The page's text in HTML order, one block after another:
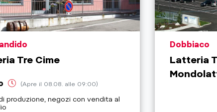
Tre Cime
(Apre il 08.08. alle 09:00)
produzione, negozi con vendita al
Dobbiaco
Latteria